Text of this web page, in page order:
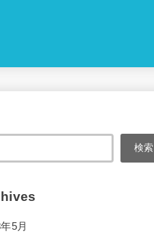
検索
5月